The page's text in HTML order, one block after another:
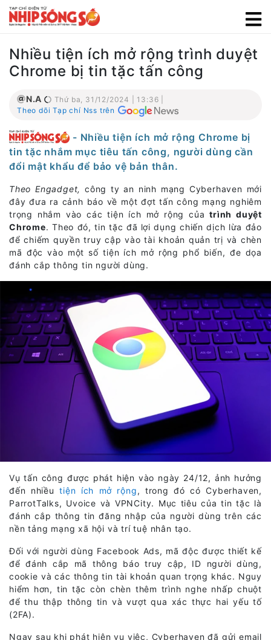
Nhiều tiện ích mở rộng trình duyệt
Chrome bị tin tặc tấn công
N.A
Thứ ba, 31/12/2024 | 13:36 |
Theo dõi Tạp chí Nss trên
- Nhiều tiện ích mở rộng Chrome bị
tin tặc nhắm mục tiêu tấn công, người dùng cần
đổi mật khẩu để bảo vệ bản thân.
Theo Engadget, công ty an ninh mạng Cyberhaven mới
đây đưa ra cảnh báo về một đợt tấn công mạng nghiêm
trọng nhắm vào các tiện ích mở rộng củatrình duyệt
Chrome. Theo đó, tin tặc đã lợi dụng chiến dịch lừa đảo
để chiếm quyền truy cập vào tài khoản quản trị và chèn
mã độc vào một số tiện ích mở rộng phổ biến, đe dọa
đánh cắp thông tin người dùng.
Vụ tấn công được phát hiện vào ngày 24/12, ảnh hưởng
đến nhiềutiện ích mở rộng, trong đó có Cyberhaven,
ParrotTalks, Uvoice và VPNCity. Mục tiêu của tin tặc là
đánh cắp thông tin đăng nhập của người dùng trên các
nền tảng mạng xã hội và trí tuệ nhân tạo.
Đối với người dùng Facebook Ads, mã độc được thiết kế
để đánh cắp mã thông báo truy cập, ID người dùng,
cookie và các thông tin tài khoản quan trọng khác. Nguy
hiểm hơn, tin tặc còn chèn thêm trình nghe nhấp chuột
để thu thập thông tin và vượt qua xác thực hai yếu tố
(2FA).
Ngay sau khi phát hiện vụ việc, Cyberhaven đã gửi email